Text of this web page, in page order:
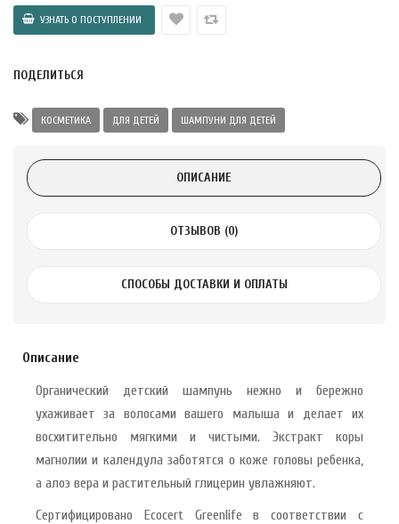
с лимоном и
75 г
ПОДЕЛИТЬСЯ
КОСМЕТИКА ДЛЯ ДЕТЕЙ ШАМПУНИ ДЛЯ ДЕТЕЙ
ОПИСАНИЕ
ОТЗЫВОВ (0)
СПОСОБЫ ДОСТАВКИ И ОПЛАТЫ
Описание
Органический детский шампунь нежно и бережно
ухаживает за волосами вашего малыша и делает их
восхитительно мягкими и чистыми. Экстракт коры
магнолии и календула заботятся о коже головы ребенка,
а алоэ вера и растительный глицерин увлажняют.
Сертифицировано Ecocert Greenlife в соответствии с